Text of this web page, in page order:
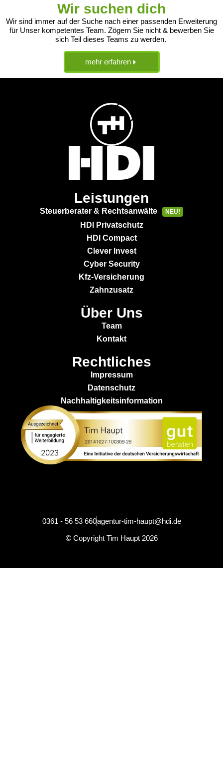
Wir suchen dich
Wir sind immer auf der Suche nach einer passenden Erweiterung
für Unser kompetentes Team. Zögern Sie nicht & bewerben Sie
sich Teil dieses Teams zu werden.
mehr erfahren
Leistungen
Steuerberater & Rechtsanwälte NEU!
HDI Privatschutz
HDI Compact
Clever Invest
Cyber Security
Kfz-Versicherung
Zahnzusatz
Über Uns
Team
Kontakt
Rechtliches
Impressum
Datenschutz
Nachhaltigkeitsinformation
0361 - 56 53 660agentur-tim-haupt@hdi.de
© Copyright Tim Haupt 2026